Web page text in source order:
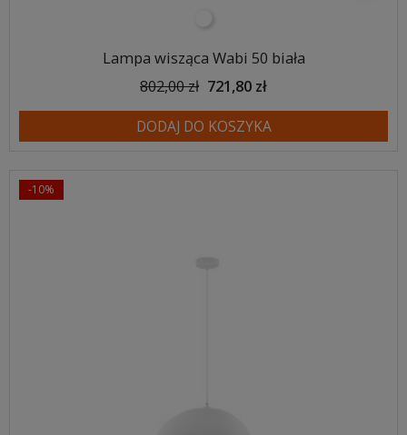
Lampa wisząca Wabi 50 biała
802,00 zł 721,80 zł
DODAJ DO KOSZYKA
-10%